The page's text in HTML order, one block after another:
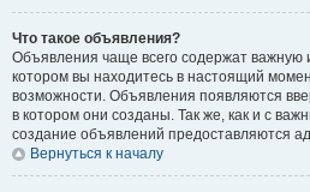
Что такое объявления?
Объявления чаще всего содержат
котором вы находитесь в настоящий
возможности. Объявления появляются
в котором они созданы. Так же, как и с
создание объявлений предоставляются
Вернуться к началу